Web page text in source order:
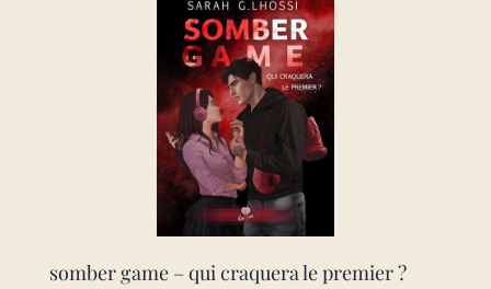
somber game – qui craquera le premier ?